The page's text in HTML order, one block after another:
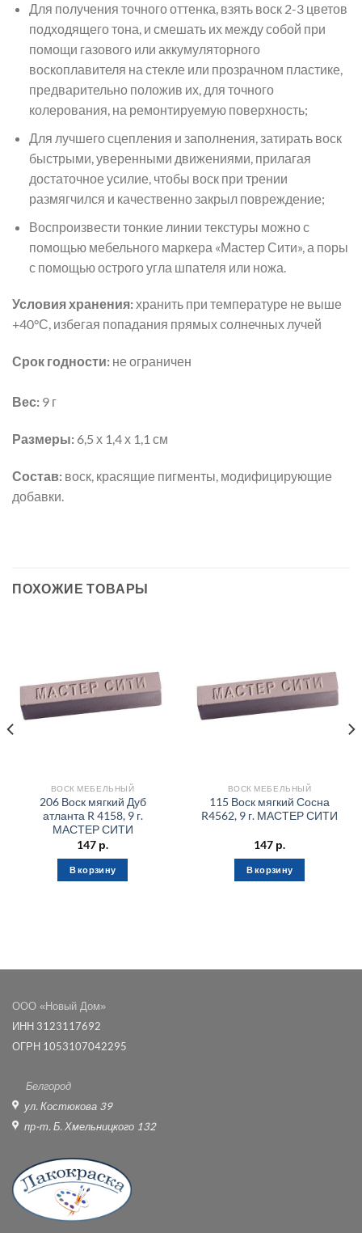
Для получения точного оттенка, взять воск 2-3 цветов
подходящего тона, и смешать их между собой при
помощи газового или аккумуляторного
воскоплавителя на стекле или прозрачном пластике,
предварительно положив их, для точного
колерования, на ремонтируемую поверхность;
Для лучшего сцепления и заполнения, затирать воск
быстрыми, уверенными движениями, прилагая
достаточное усилие, чтобы воск при трении
размягчился и качественно закрыл повреждение;
Воспроизвести тонкие линии текстуры можно с
помощью мебельного маркера «Мастер Сити», а поры
с помощью острого угла шпателя или ножа.
Условия хранения:хранить при температуре не выше
+40°С, избегая попадания прямых солнечных лучей
Срок годности: не ограничен
Вес: 9 г
Размеры: 6,5 х 1,4 х 1,1 см
Состав: воск, красящие пигменты, модифицирующие
добавки.
ПОХОЖИЕ ТОВАРЫ
ВОСК МЕБЕЛЬНЫЙ
206 Воск мягкий Дуб
атланта R 4158, 9 г.
МАСТЕР СИТИ
147 р.
В корзину
ВОСК МЕБЕЛЬНЫЙ
115 Воск мягкий Сосна
R4562, 9 г. МАСТЕР СИТИ
147 р.
В корзину
ООО «Новый Дом»
ИНН 3123117692
ОГРН 1053107042295
Белгород
ул. Костюкова 39
пр-т. Б. Хмельницкого 132